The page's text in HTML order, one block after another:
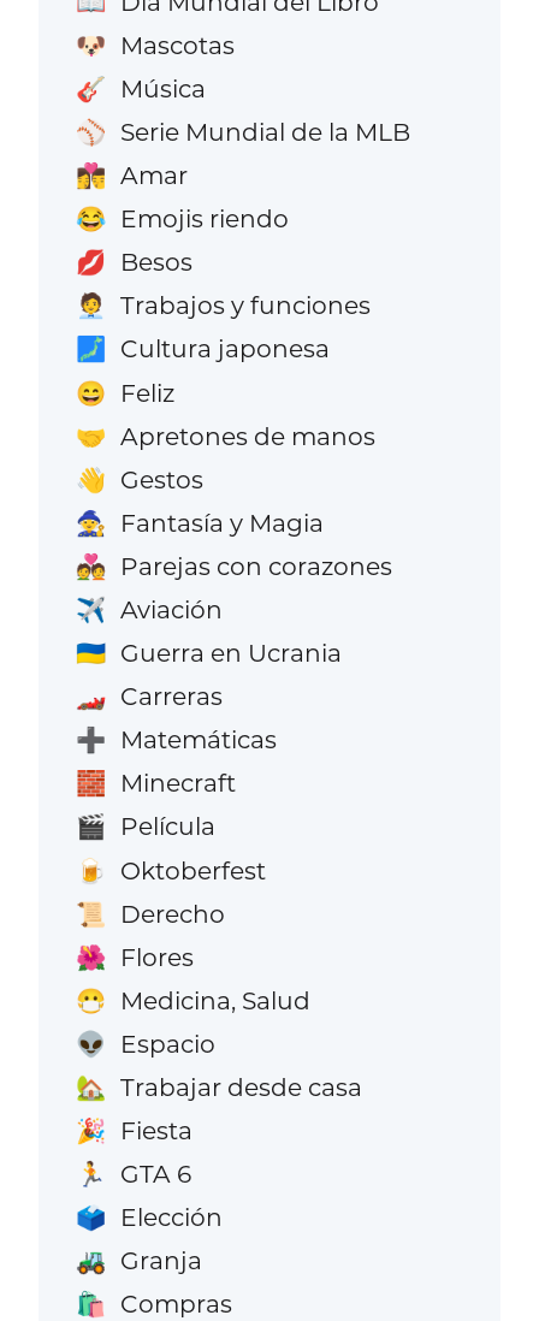
🐶 Mascotas
🎸 Música
⚾ Serie Mundial de la MLB
👩‍❤️‍💋‍👨 Amar
😂 Emojis riendo
💋 Besos
🧑‍💼 Trabajos y funciones
🗾 Cultura japonesa
😄 Feliz
🤝 Apretones de manos
👋 Gestos
🧙 Fantasía y Magia
💑 Parejas con corazones
✈️ Aviación
🇺🇦 Guerra en Ucrania
🏎️ Carreras
➕ Matemáticas
🧱 Minecraft
🎬 Película
🍺 Oktoberfest
📜 Derecho
🌺 Flores
😷 Medicina, Salud
👽 Espacio
🏡 Trabajar desde casa
🎉 Fiesta
🏃 GTA 6
🗳️ Elección
🚜 Granja
🛍️ Compras